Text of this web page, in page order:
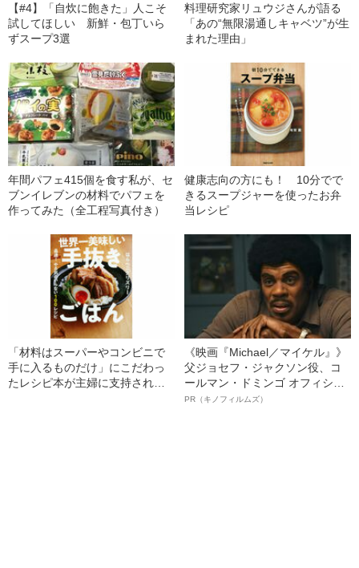
【#4】「自炊に飽きた」人こそ
試してほしい 新鮮・包丁いら
ずスープ3選
料理研究家リュウジさんが語る
「あの“無限湯通しキャベツ”が生
まれた理由」
年間パフェ415個を食す私が、セ
ブンイレブンの材料でパフェを
作ってみた（全工程写真付き）
健康志向の方にも！ 10分でで
きるスープジャーを使ったお弁
当レシピ
「材料はスーパーやコンビニで
手に入るものだけ」にこだわっ
たレシピ本が主婦に支持された
《映画『Michael／マイケル』》
父ジョセフ・ジャクソン役、コ
ールマン・ドミンゴ オフィシャ
ルインタビュー“観客を魅了した
PR（キノフィルムズ）